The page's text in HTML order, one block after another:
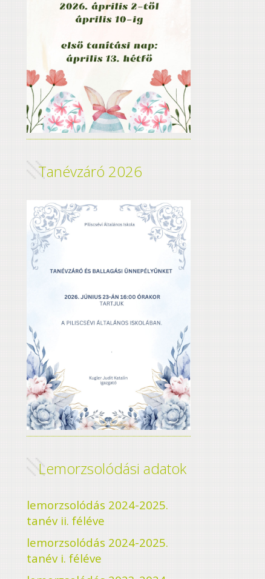
Tanévzáró 2026
Lemorzsolódási adatok
lemorzsolódás 2024-2025.
tanév ii. féléve
lemorzsolódás 2024-2025.
tanév i. féléve